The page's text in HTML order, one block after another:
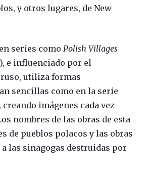
y otros lugares, de New
series como Polish Villages
e influenciado por el
utiliza formas
sencillas como en la serie
, creando imágenes cada vez
nombres de las obras de esta
de pueblos polacos y las obras
las sinagogas destruidas por